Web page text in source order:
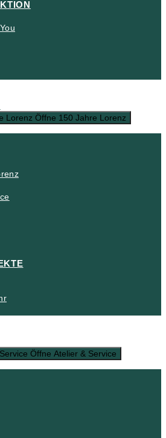
Lorenz Öffne 150 Jahre Lorenz
Öffne Atelier & Service